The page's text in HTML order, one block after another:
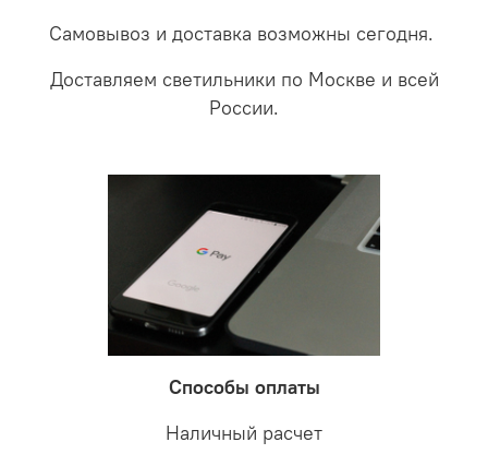
Самовывоз и доставка возможны сегодня.
Доставляем светильники по Москве и всей
России.
Способы оплаты
Наличный расчет